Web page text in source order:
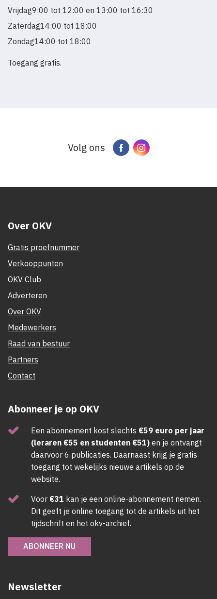
Vrijdag9:00 tot 12:00 en 13:00 tot 16:30
Zaterdag14:00 tot 18:00
Zondag14:00 tot 18:00
Toegang gratis.
Volg ons FacebookInstagram
Over OKV
Gratis proefnummer
Verkooppunten
OKV Club
Adverteren
Over OKV
Medewerkers
Raad van bestuur
Partners
Contact
Abonneer je op OKV
Een abonnement kost slechts €59 euro per jaar
(leraren €55 en studenten €51) en je ontvangt
daarvoor 6 publicaties. Daarnaast krijg je gratis
toegang tot wekelijks nieuwe artikels op de
website.
Voor €31 kan je een online-abonnement nemen.
Dit geeft je online toegang tot de artikels uit het
tijdschrift en het okv-archief.
ABONNEER NU
Newsletter